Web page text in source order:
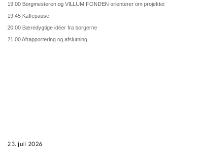
19.00 Borgmesteren og VILLUM FONDEN orienterer om projektet
19.45 Kaffepause
20.00 Bæredygtige idéer fra borgerne
21.00 Afrapportering og afslutning
23. juli 2026